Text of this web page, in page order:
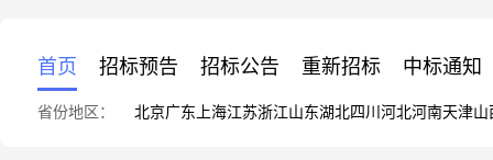
首页 招标预告 招标公告 重新招标 中标通知
省份地区： 北京广东 上海江苏浙江山东湖北四川 河北河南天津山